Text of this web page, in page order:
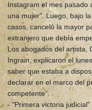
Instagram el mes pasado
una mujer". Luego, bajo
casos, canceló la mayor
extranjero que debía
Los abogados del artista,
Ingrain, explicaron el
saber que estaba a
declarar en el marco del
competente".
- "Primera victoria judicial"